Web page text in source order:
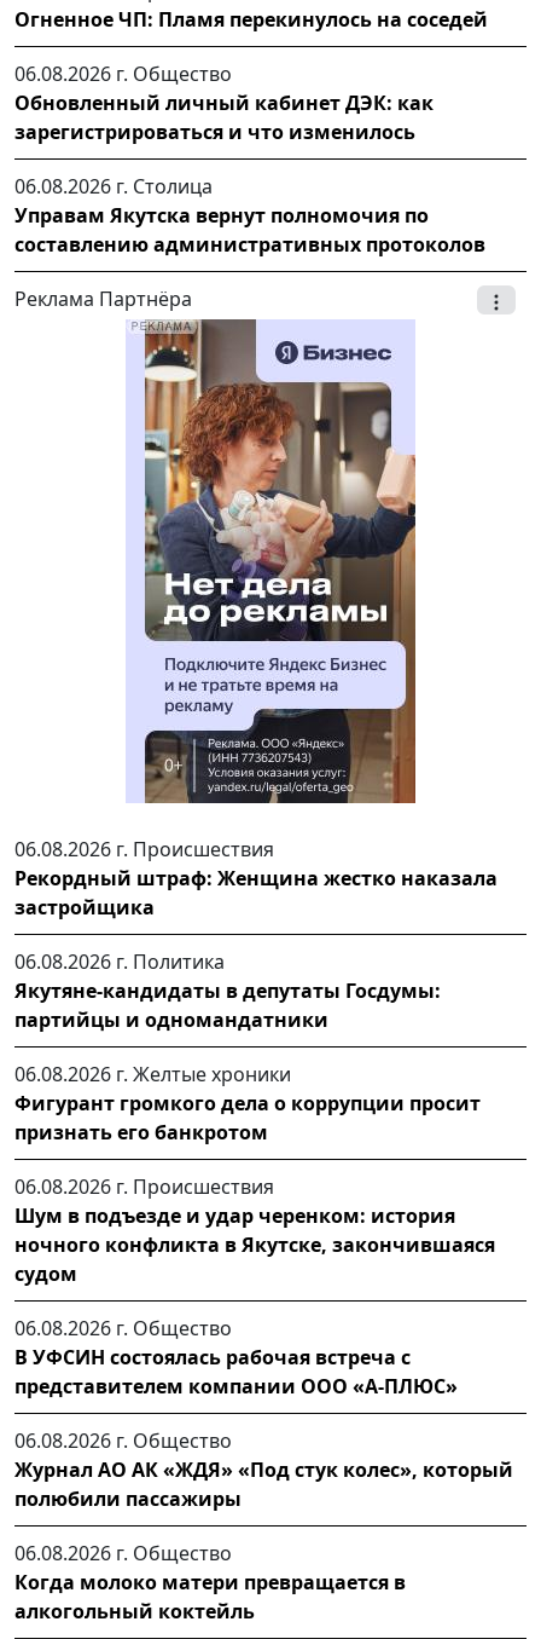
Огненное ЧП: Пламя перекинулось на соседей
06.08.2026 г. Общество
Обновленный личный кабинет ДЭК: как
зарегистрироваться и что изменилось
06.08.2026 г. Столица
Управам Якутска вернут полномочия по
составлению административных протоколов
Реклама Партнёра
06.08.2026 г. Происшествия
Рекордный штраф: Женщина жестко наказала
застройщика
06.08.2026 г. Политика
Якутяне-кандидаты в депутаты Госдумы:
партийцы и одномандатники
06.08.2026 г. Желтые хроники
Фигурант громкого дела о коррупции просит
признать его банкротом
06.08.2026 г. Происшествия
Шум в подъезде и удар черенком: история
ночного конфликта в Якутске, закончившаяся
судом
06.08.2026 г. Общество
В УФСИН состоялась рабочая встреча с
представителем компании ООО «А-ПЛЮС»
06.08.2026 г. Общество
Журнал АО АК «ЖДЯ» «Под стук колес», который
полюбили пассажиры
06.08.2026 г. Общество
Когда молоко матери превращается в
алкогольный коктейль